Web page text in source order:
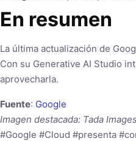
En resumen
La última actualización de
Con su Generative AI Studio
aprovecharla.
Fuente: Google
Imagen destacada: Tada
#Google #Cloud #presenta